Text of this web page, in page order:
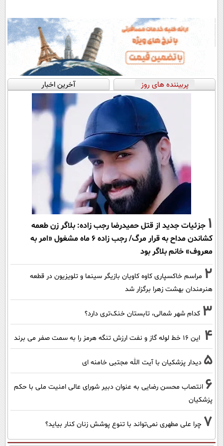
پربیننده های روز آخرین اخبار
1 جزئیات جدید از قتل حمیدرضا رجب زاده: بلاگر زن طعمه
کشاندن مداح به قرار مرگ/ رجب زاده 6 ماه مشغول «امر به
معروف» خانم بلاگر بود
2 مراسم خاکسپاری کاوه کاویان بازیگر سینما و تلویزیون در قطعه
هنرمندان بهشت زهرا برگزار شد
3 کدام شهر شمالی، تابستان خنک‌تری دارد؟
4 این 16 خط لوله گاز و نفت ارزش تنگه هرمز را به سمت صفر می برند
5 دیدار پزشکیان با آیت الله مجتبی خامنه ای
6 انتصاب محسن رضایی به عنوان دبیر شورای عالی امنیت ملی با حکم
پزشکیان
7 چرا علی مطهری نمی‌تواند با تنوع پوشش زنان کنار بیاید؟